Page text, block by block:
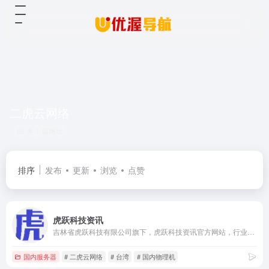
排序 发布 更新 浏览 点赞
虎跃科技资讯
国内服务器 # 二虎云网络 # 台湾 # 国内物理机